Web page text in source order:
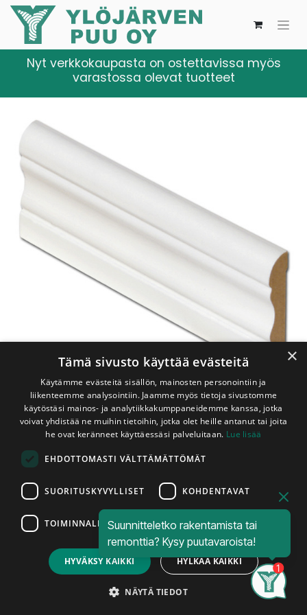
Price:
13,95€
Add to Cart
Account
Nyt verkkokaupasta on ostettavissa myös
varastossa olevat tuotteet
Shop
Jalkalista MDF 12x58x3300 mm Koriste Valkoinen
Jalkalista MDF 12x58x3300 mm
Koriste Valkoinen
Listatalon MDF:stä valmistama
valkoiseksi maalattu koristeellinen
sisustuslista.
Suunnitteletko rakentamista tai
remonttia? Kysy puutavaroista!
×
Tämä sivusto käyttää evästeitä
Käytämme evästeitä sisällön, mainosten personointiin ja
liikenteemme analysointiin. Jaamme myös tietoja sivustomme
käytöstäsi mainos- ja analytiikkakumppaneidemme kanssa, jotka
voivat yhdistää ne muihin tietoihin, jotka olet heille antanut tai joita
he ovat keränneet käyttäessäsi palveluitaan. Lue lisää
EHDOTTOMASTI VÄLTTÄMÄTTÖMÄT
SUORITUSKYVYLLISET KOHDENTAVAT
TOIMINNALLISET
HYVÄKSY KAIKKI HYLKÄÄ KAIKKI
NÄYTÄ TIEDOT